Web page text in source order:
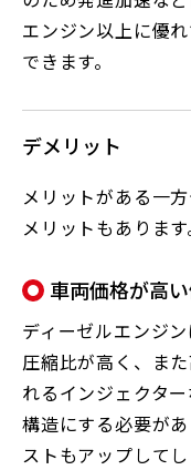
エンジン以上に優
できます。
デメリット
メリットがある一
メリットもありま
車両価格が高
ディーゼルエンジ
圧縮比が高く、ま
れるインジェクタ
構造にする必要が
ストもアップして